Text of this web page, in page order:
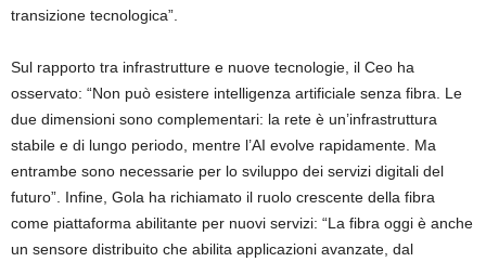
transizione tecnologica”.
Sul rapporto tra infrastrutture e nuove tecnologie, il Ceo ha
osservato: “Non può esistere intelligenza artificiale senza fibra. Le
due dimensioni sono complementari: la rete è un’infrastruttura
stabile e di lungo periodo, mentre l’AI evolve rapidamente. Ma
entrambe sono necessarie per lo sviluppo dei servizi digitali del
futuro”. Infine, Gola ha richiamato il ruolo crescente della fibra
come piattaforma abilitante per nuovi servizi: “La fibra oggi è anche
un sensore distribuito che abilita applicazioni avanzate, dal